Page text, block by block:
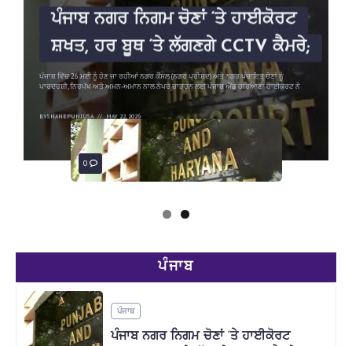
ਪੰਜਾਬ ਨਗਰ ਨਿਗਮ ਚੋਣਾਂ ‘ਤੇ ਹਾਈਕੋਰਟ
ਸ਼ਖਤ, ਹਰ ਬੂਥ ‘ਤੇ ਲੱਗਣਗੇ CCTV ਕੈਮਰੇ;
ਪੰਜਾਬ ਵਿੱਚ 26 ਮਈ ਨੂੰ ਹੋਣ ਜਾ ਰਹੀਆਂ ਨਗਰ ਕੌਂਸਲ (ਨਗਰ ਪ੍ਰੀਸ਼ਦ) ਅਤੇ ਨਗਰ ਪੰਚਾਇਤ ਚੋਣਾਂ ਨੂੰ
ਪਾਰਦਰਸ਼ੀ, ਨਿਰਪੱਖ ਅਤੇ ਅਮਨ-ਅਮਾਨ ਨਾਲ ਨੇਪਰੇ ਚਾੜ੍ਹਨ ਲਈ ਪੰਜਾਬ ਐਂਡ ਹਰਿਆਣਾ ਹਾਈਕੋਰਟ ਨੇ
BYSHANEPUNJUSA MAY 22, 2026
0 0
ਪੰਜਾਬ
ਪੰਜਾਬ
ਪੰਜਾਬ ਨਗਰ ਨਿਗਮ ਚੋਣਾਂ ‘ਤੇ ਹਾਈਕੋਰਟ